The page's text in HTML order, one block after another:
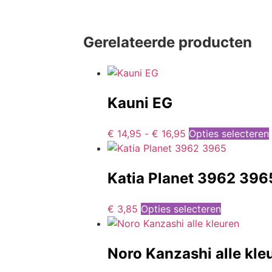
Gerelateerde producten
Kauni EG
€ 14,95 - € 16,95 Opties selecteren
Katia Planet 3962
€ 3,85 Opties selecteren
Noro Kanzashi alle